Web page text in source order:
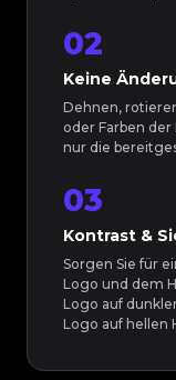
02
Keine
Dehnen,
oder Farben
nur die
03
Kontrast &
Sorgen Sie für
Logo und dem
Logo auf
Logo auf hellen